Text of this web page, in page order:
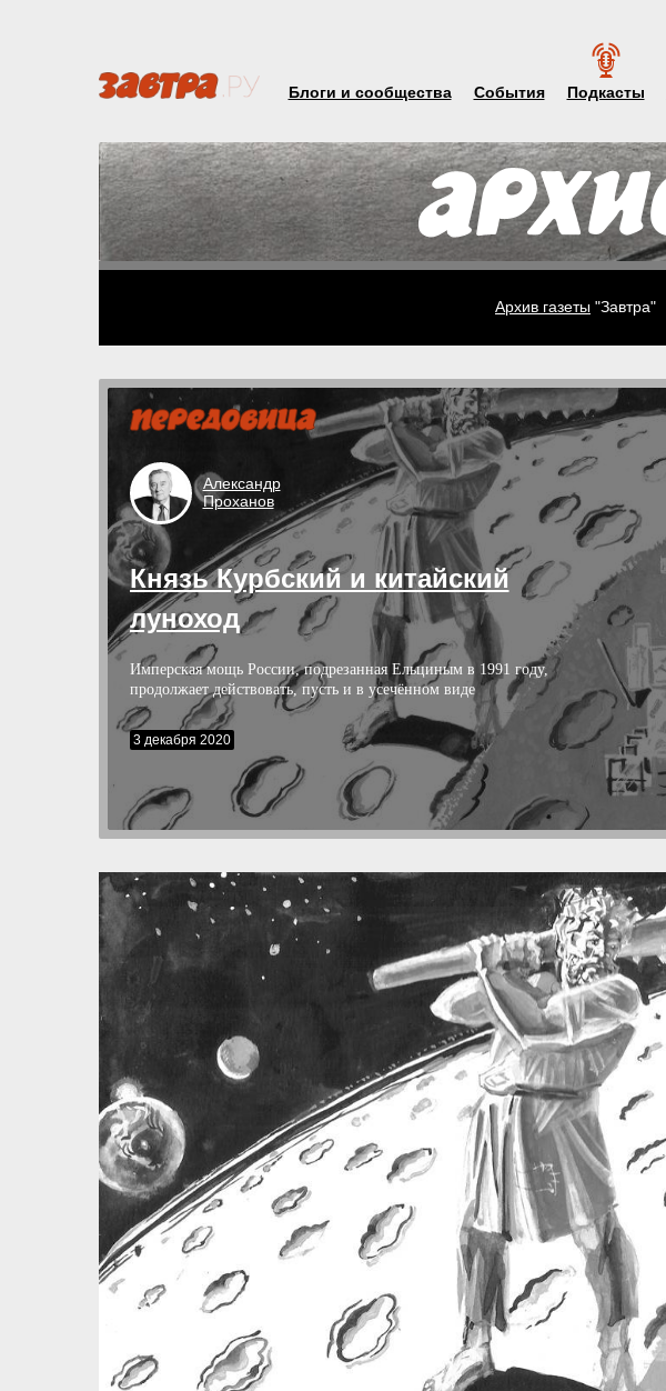
Блоги и сообщества События Подкасты
Архив газеты"Завтра"
Александр
Проханов
Князь Курбский и китайский
луноход
Имперская мощь России, подрезанная Ельциным в 1991 году,
продолжает действовать, пусть и в усечённом виде
3 декабря 2020